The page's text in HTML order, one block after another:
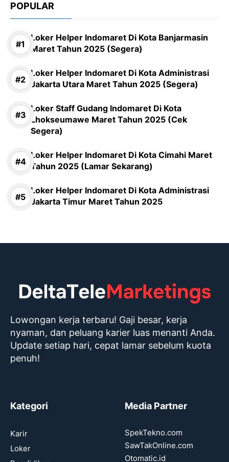
POPULAR
Loker Helper Indomaret Di Kota Banjarmasin
Maret Tahun 2025 (Segera)
Loker Helper Indomaret Di Kota Administrasi
Jakarta Utara Maret Tahun 2025 (Segera)
Loker Staff Gudang Indomaret Di Kota
Lhokseumawe Maret Tahun 2025 (Cek
Segera)
Loker Helper Indomaret Di Kota Cimahi Maret
Tahun 2025 (Lamar Sekarang)
Loker Helper Indomaret Di Kota Administrasi
Jakarta Timur Maret Tahun 2025
Lowongan kerja terbaru! Gaji besar, kerja
nyaman, dan peluang karier luas menanti Anda.
Update setiap hari, cepat lamar sebelum kuota
penuh!
Kategori
Karir
Loker
Media Partner
SpekTekno.com
SawTakOnline.com
Otomatic.id